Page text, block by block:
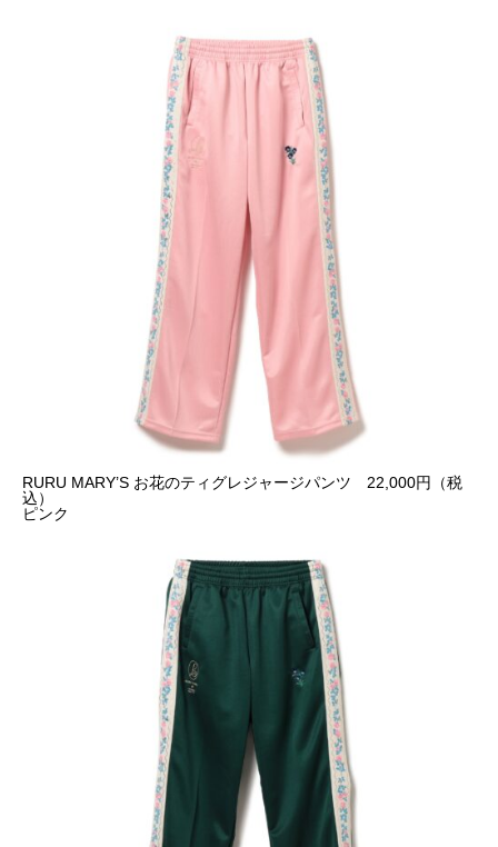
RURU MARY’S お花のティグレジャージパンツ 22,000円（税
込）
ピンク